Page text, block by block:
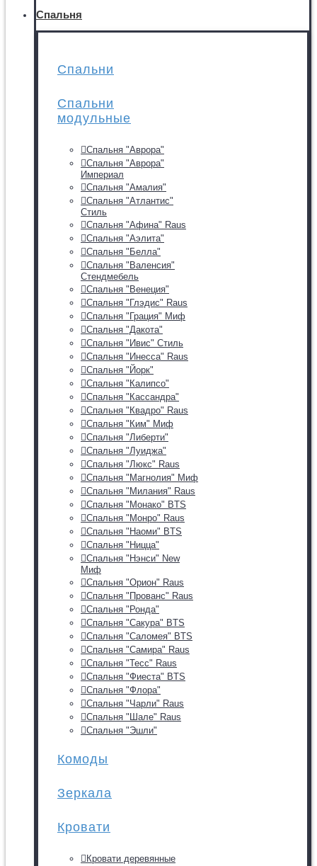
Спальня
Спальни
Спальни
модульные
Спальня "Аврора"
Спальня "Аврора"
Империал
Спальня "Амалия"
Спальня "Атлантис"
Стиль
Спальня "Афина" Raus
Спальня "Аэлита"
Спальня "Белла"
Спальня "Валенсия"
Стендмебель
Спальня "Венеция"
Спальня "Глэдис" Raus
Спальня "Грация" Миф
Спальня "Дакота"
Спальня "Ивис" Стиль
Спальня "Инесса" Raus
Спальня "Йорк"
Спальня "Калипсо"
Спальня "Кассандра"
Спальня "Квадро" Raus
Спальня "Ким" Миф
Спальня "Либерти"
Спальня "Луиджа"
Спальня "Люкс" Raus
Спальня "Магнолия" Миф
Спальня "Милания" Raus
Спальня "Монако" BTS
Спальня "Монро" Raus
Спальня "Наоми" BTS
Спальня "Ницца"
Спальня "Нэнси" New
Миф
Спальня "Орион" Raus
Спальня "Прованс" Raus
Спальня "Ронда"
Спальня "Сакура" BTS
Спальня "Саломея" BTS
Спальня "Самира" Raus
Спальня "Тесс" Raus
Спальня "Фиеста" BTS
Спальня "Флора"
Спальня "Чарли" Raus
Спальня "Шале" Raus
Спальня "Эшли"
Комоды
Зеркала
Кровати
Кровати деревянные